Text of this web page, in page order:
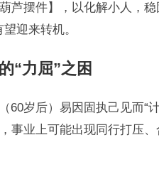
芦摆件】，以化解小人，
迎来转机。
“力屈”之困
60岁后）易因固执己见而“
事业上可能出现同行打压